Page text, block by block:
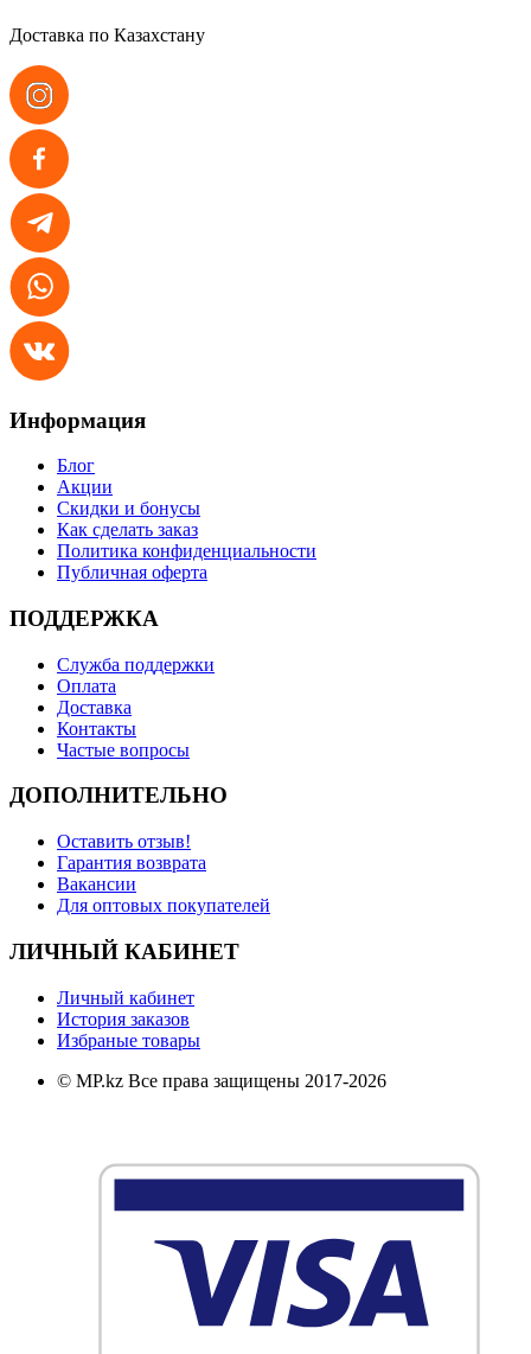
Доставка по Казахстану
Информация
Блог
Акции
Скидки и бонусы
Как сделать заказ
Политика конфиденциальности
Публичная оферта
ПОДДЕРЖКА
Служба поддержки
Оплата
Доставка
Контакты
Частые вопросы
ДОПОЛНИТЕЛЬНО
Оставить отзыв!
Гарантия возврата
Вакансии
Для оптовых покупателей
ЛИЧНЫЙ КАБИНЕТ
Личный кабинет
История заказов
Избраные товары
© MP.kz Все права защищены 2017-2026